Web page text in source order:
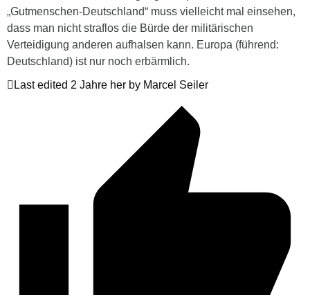
„Gutmenschen-Deutschland“ muss vielleicht mal einsehen,
dass man nicht straflos die Bürde der militärischen
Verteidigung anderen aufhalsen kann. Europa (führend:
Deutschland) ist nur noch erbärmlich.
Last edited 2 Jahre her by Marcel Seiler